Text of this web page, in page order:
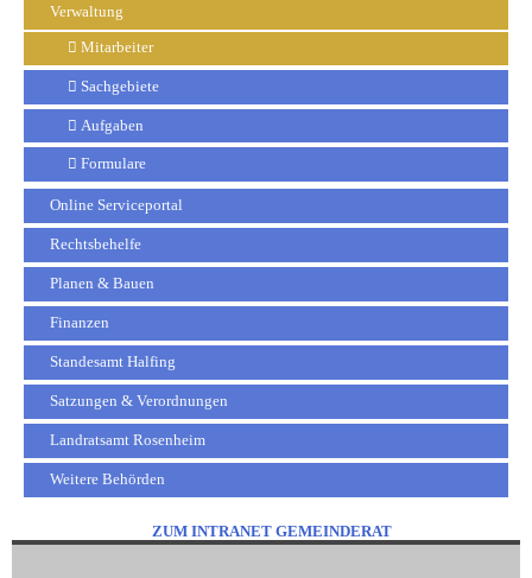
Verwaltung
Mitarbeiter
Sachgebiete
Aufgaben
Formulare
Online Serviceportal
Rechtsbehelfe
Planen & Bauen
Finanzen
Standesamt Halfing
Satzungen & Verordnungen
Landratsamt Rosenheim
Weitere Behörden
ZUM INTRANET GEMEINDERAT